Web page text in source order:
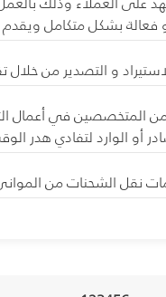
فعالة بشكل متكامل ويقدم
و التصدير من خلال
أو الوارد لتفادي هدر
نقل الشحنات من الموانئ